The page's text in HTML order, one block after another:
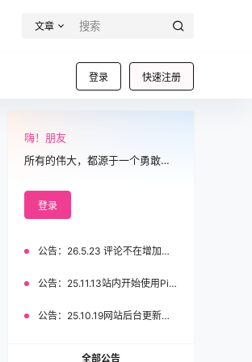
文章
登录 快速注册
嗨！朋友
所有的伟大，都源于一个勇敢的开始
登录
公告： 26.5.23 评论不在增加积分！
公告： 25.11.13站内开始使用Pikpak网盘！！！
公告： 25.10.19网站后台更新，访问不了请清理缓存
全部公告